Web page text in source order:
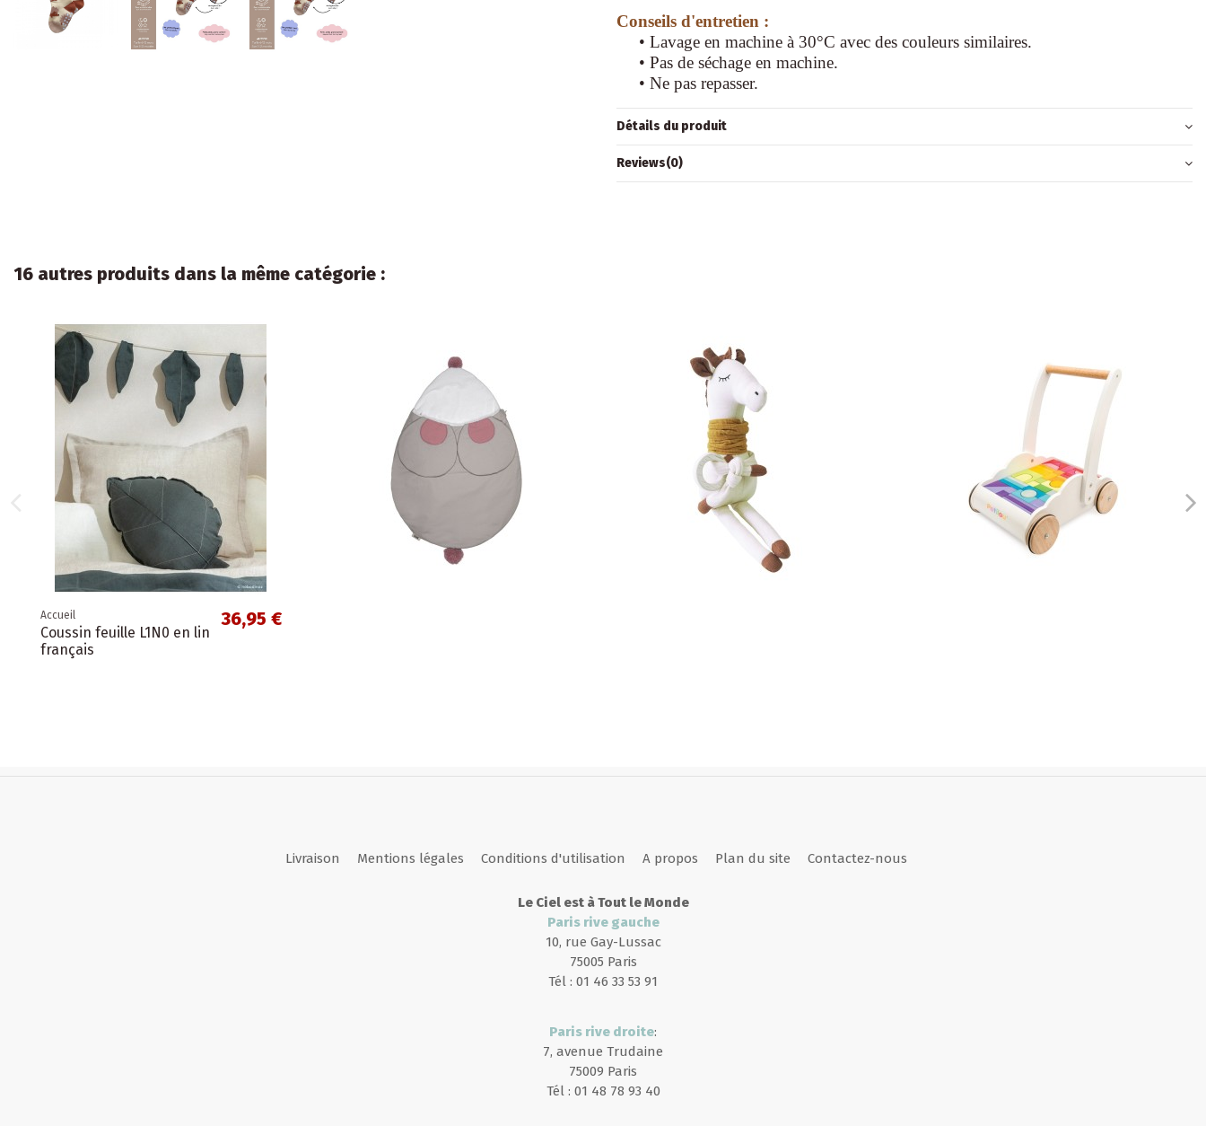
Conseils d'entretien :
• Lavage en machine à 30°C avec des couleurs similaires.
• Pas de séchage en machine.
• Ne pas repasser.
Détails du produit
Reviews(0)
16 autres produits dans la même catégorie :
Livraison Mentions légales Conditions d'utilisation A propos Plan du site Contactez-nous
Le Ciel est à Tout le Monde
Paris rive gauche
10, rue Gay-Lussac
75005 Paris
Tél : 01 46 33 53 91
Paris rive droite:
7, avenue Trudaine
75009 Paris
Tél : 01 48 78 93 40